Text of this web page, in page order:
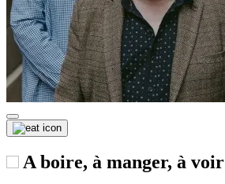
A boire, à manger, à voir